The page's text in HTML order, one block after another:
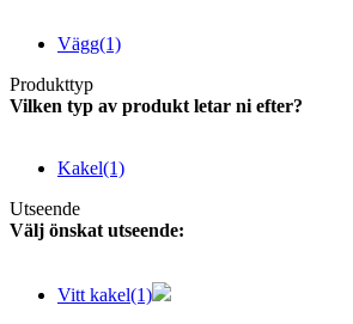
Vägg(1)
Produkttyp
Vilken typ av produkt letar ni efter?
Kakel(1)
Utseende
Välj önskat utseende:
Vitt kakel(1)